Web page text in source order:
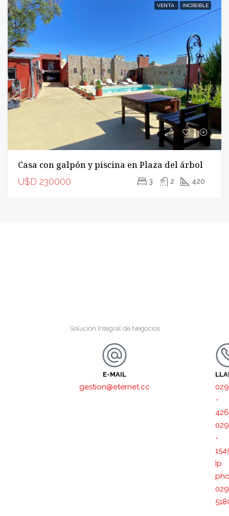
VENTA INCREIBLE
Casa con galpón y piscina en Plaza del árbol
U$D 230000 3 2 420
Solución Integral de Negocios
E-MAIL
gestion@eternet.cc
-
-
Ip